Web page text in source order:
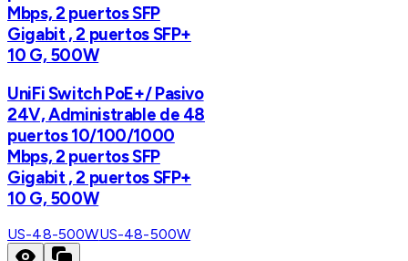
Mbps, 2 puertos SFP
Gigabit , 2 puertos SFP+
10 G, 500W
UniFi Switch PoE+/ Pasivo
24V, Administrable de 48
puertos 10/100/1000
Mbps, 2 puertos SFP
Gigabit , 2 puertos SFP+
10 G, 500W
US-48-500WUS-48-500W